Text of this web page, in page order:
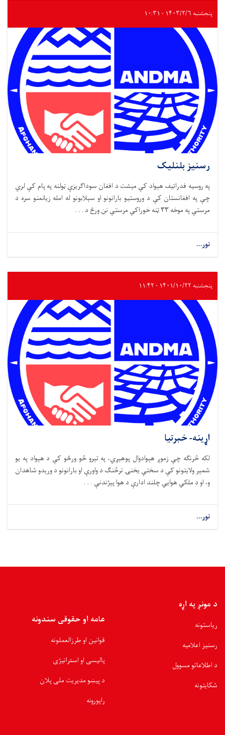
پنجشنبه ۱۴۰۳/۲/۶ - ۱۰:۳۱
رسنیز بلنلیک
په روسیه فدراتیف هېواد کې مېشت د افغان سوداګریزې ټولنه په پام کې لري
چې په افغانستان کې د وروستیو بارانونو او سېلابونو له امله زیانمنو سره د
مرستې په موخه ۳۳ ټنه خوراکي مرستې نن ورځ د . . .
نور...
پنجشنبه ۱۴۰۱/۱۰/۲۲ - ۱۱:۴۲
اړینه- خبرتیا
لکه څرنګه چې زموږ هېوادوال پوهېږي، په تېرو څو ورځو کې د هېواد په یو
شمېر ولایتونو کې د سختې یخنۍ ترڅنګ د واورې او بارانونو د ورېدو شاهدان
و، او د ملکي هوايي چلند ادارې د هوا پېژندنې . . .
نور...
د مونږ په اړه
ریاستونه
رسنیز اعلامیه
د اطلاعاتو مسوول
شکایتونه
عامه او حقوقی سندونه
قوانین او طرزالعملونه
پالیسی او استراتیژی
د پیښو مدیریت ملی پلان
راپورونه